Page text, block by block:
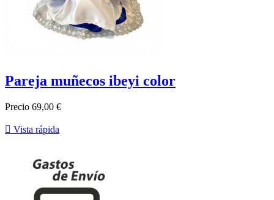
Pareja muñecos ibeyi color
Precio 69,00 €
 Vista rápida